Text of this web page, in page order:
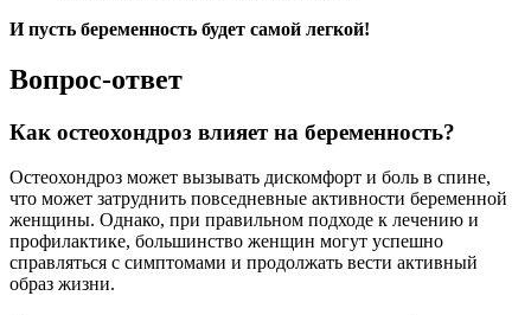
И пусть беременность будет самой легкой!
Вопрос-ответ
Как остеохондроз влияет на беременность?
Остеохондроз может вызывать дискомфорт и боль в спине,
что может затруднить повседневные активности беременной
женщины. Однако, при правильном подходе к лечению и
профилактике, большинство женщин могут успешно
справляться с симптомами и продолжать вести активный
образ жизни.